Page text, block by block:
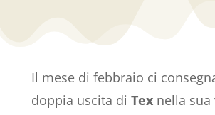
Il mese di febbraio ci
doppia uscita di Texnella sua